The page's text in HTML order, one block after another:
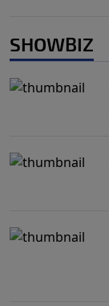
SHOWBIZ